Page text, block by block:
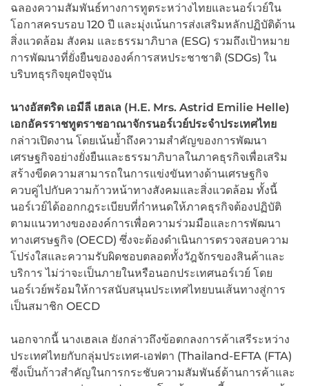
ฉลองความสัมพันธ์ทางการทูตระหว่างไทยและนอร์เวย์ใน
โอกาสครบรอบ 120 ปี และมุ่งเน้นการส่งเสริมหลักปฏิบัติด้าน
สิ่งแวดล้อม สังคม และธรรมาภิบาล (ESG) รวมถึงเป้าหมาย
การพัฒนาที่ยั่งยืนขององค์การสหประชาชาติ (SDGs) ใน
บริบทธุรกิจยุคปัจจุบัน
นางอัสตริด เอมีลี เฮลเล (H.E. Mrs. Astrid Emilie Helle)
เอกอัครราชทูตราชอาณาจักรนอร์เวย์ประจำประเทศไทย
กล่าวเปิดงาน โดยเน้นย้ำถึงความสำคัญของการพัฒนา
เศรษฐกิจอย่างยั่งยืนและธรรมาภิบาลในภาคธุรกิจเพื่อเสริม
สร้างขีดความสามารถในการแข่งขันทางด้านเศรษฐกิจ
ควบคู่ไปกับความก้าวหน้าทางสังคมและสิ่งแวดล้อม ทั้งนี้
นอร์เวย์ได้ออกกฎระเบียบที่กำหนดให้ภาคธุรกิจต้องปฏิบัติ
ตามแนวทางขององค์การเพื่อความร่วมมือและการพัฒนา
ทางเศรษฐกิจ (OECD) ซึ่งจะต้องดำเนินการตรวจสอบความ
โปร่งใสและความรับผิดชอบตลอดทั้งวัฎจักรของสินค้าและ
บริการ ไม่ว่าจะเป็นภายในหรือนอกประเทศนอร์เวย์ โดย
นอร์เวย์พร้อมให้การสนับสนุนประเทศไทยบนเส้นทางสู่การ
เป็นสมาชิก OECD
นอกจากนี้ นางเฮลเล ยังกล่าวถึงข้อตกลงการค้าเสรีระหว่าง
ประเทศไทยกับกลุ่มประเทศ-เอฟตา (Thailand-EFTA (FTA)
ซึ่งเป็นก้าวสำคัญในการกระชับความสัมพันธ์ด้านการค้าและ